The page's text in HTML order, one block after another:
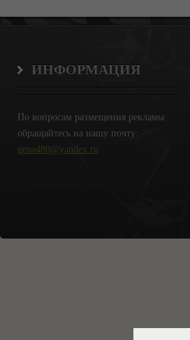
ИНФОРМАЦИЯ
По вопросам размещения рекламы
обращайтесь на нашу почту:
gena480@yandex.ru